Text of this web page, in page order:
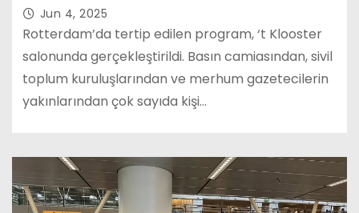
Jun 4, 2025
Rotterdam’da tertip edilen program, ‘t Klooster
salonunda gerçekleştirildi. Basın camiasından, sivil
toplum kuruluşlarından ve merhum gazetecilerin
yakınlarından çok sayıda kişi…